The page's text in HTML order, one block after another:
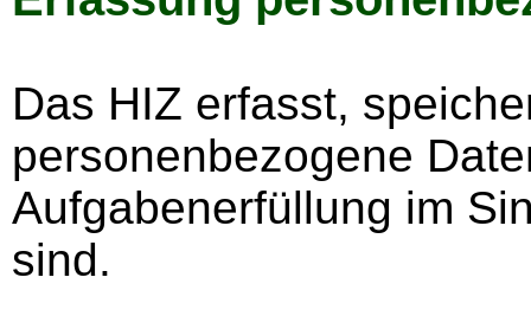
Das HIZ erfasst,
personenbezogene
Aufgabenerfüllung im
sind.